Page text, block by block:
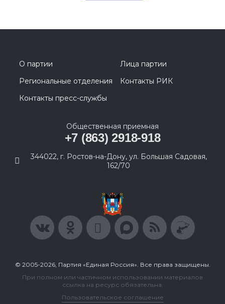
О партии
Лица партии
Региональные отделения
Контакты РИК
Контакты пресс-службы
Общественная приемная
+7 (863) 2918-918
344022, г. Ростов-на-Дону, ул. Большая Садовая,
162/70
© 2005-2026, Партия «Единая Россия». Все права защищены.
При полном или частичном использовании материалов
ссылка на ресурс обязательна.
Пользовательское соглашение